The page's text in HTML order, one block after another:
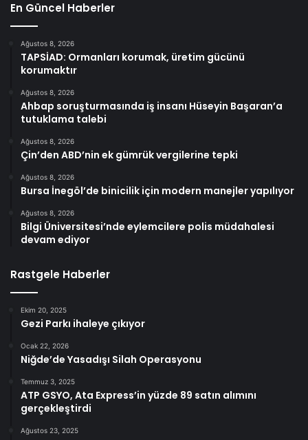
En Güncel Haberler
Ağustos 8, 2026
TAPSİAD: Ormanları korumak, üretim gücünü
korumaktır
Ağustos 8, 2026
Ahbap soruşturmasında iş insanı Hüseyin Başaran’a
tutuklama talebi
Ağustos 8, 2026
Çin’den ABD’nin ek gümrük vergilerine tepki
Ağustos 8, 2026
Bursa İnegöl’de binicilik için modern manejler yapılıyor
Ağustos 8, 2026
Bilgi Üniversitesi’nde eylemcilere polis müdahalesi
devam ediyor
Rastgele Haberler
Ekim 20, 2025
Gezi Parkı ihaleye çıkıyor
Ocak 22, 2026
Niğde’de Yasadışı Silah Operasyonu
Temmuz 3, 2025
ATP GSYO, Ata Express’in yüzde 89 satın alımını
gerçekleştirdi
Ağustos 23, 2025